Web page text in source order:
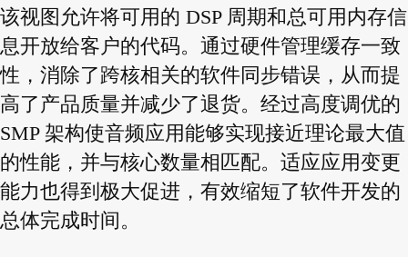
该视图允许将可用的 DSP 周期和总可用内存信
息开放给客户的代码。通过硬件管理缓存一致
性，消除了跨核相关的软件同步错误，从而提
高了产品质量并减少了退货。经过高度调优的
SMP 架构使音频应用能够实现接近理论最大值
的性能，并与核心数量相匹配。适应应用变更
能力也得到极大促进，有效缩短了软件开发的
总体完成时间。